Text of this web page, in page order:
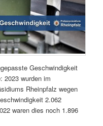
Geschwindigkeit
2023 wurden im
Rheinpfalz wegen
2.062
waren dies noch 1.896